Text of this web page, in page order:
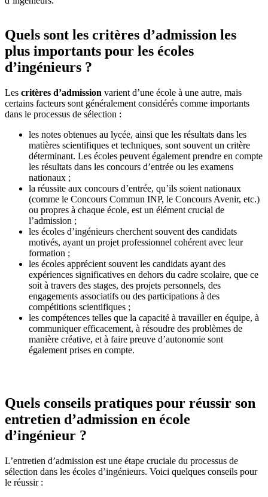
Quels sont les critères d’admission les
plus importants pour les écoles
d’ingénieurs ?
Les critères d’admission varient d’une école à une autre, mais
certains facteurs sont généralement considérés comme importants
dans le processus de sélection :
les notes obtenues au lycée, ainsi que les résultats dans les
matières scientifiques et techniques, sont souvent un critère
déterminant. Les écoles peuvent également prendre en compte
les résultats dans les concours d’entrée ou les examens
nationaux ;
la réussite aux concours d’entrée, qu’ils soient nationaux
(comme le Concours Commun INP, le Concours Avenir, etc.)
ou propres à chaque école, est un élément crucial de
l’admission ;
les écoles d’ingénieurs cherchent souvent des candidats
motivés, ayant un projet professionnel cohérent avec leur
formation ;
les écoles apprécient souvent les candidats ayant des
expériences significatives en dehors du cadre scolaire, que ce
soit à travers des stages, des projets personnels, des
engagements associatifs ou des participations à des
compétitions scientifiques ;
les compétences telles que la capacité à travailler en équipe, à
communiquer efficacement, à résoudre des problèmes de
manière créative, et à faire preuve d’autonomie sont
également prises en compte.
Quels conseils pratiques pour réussir son
entretien d’admission en école
d’ingénieur ?
L’entretien d’admission est une étape cruciale du processus de
sélection dans les écoles d’ingénieurs. Voici quelques conseils pour
le réussir :